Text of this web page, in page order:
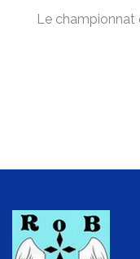
Le championnat